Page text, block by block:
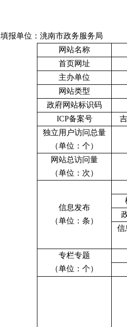
填报单位：洮南市政务服务局
网站名称
首页网址
主办单位
网站类型
政府网站标识码
ICP备案号
吉
独立用户访问总量
（单位：个）
网站总访问量
（单位：次）
信息发布
（单位：条）
信
专栏专题
（单位：个）